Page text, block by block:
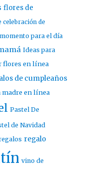
flores de
celebración de
para el día
Ideas para
flores en línea
de cumpleaños
madre en línea
Pastel De
de Navidad
regalo
vino de